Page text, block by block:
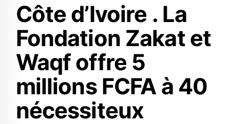
Côte d’Ivoire . La
Fondation Zakat et
Waqf offre 5
millions FCFA à 40
nécessiteux